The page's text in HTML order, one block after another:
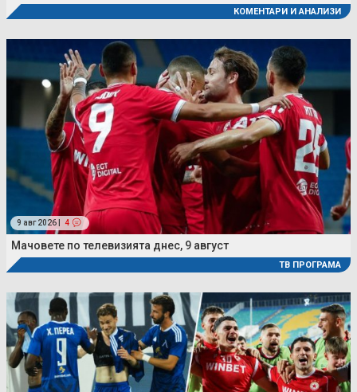
КОМЕНТАРИ И АНАЛИЗИ
9 авг 2026 | 4
Мачовете по телевизията днес, 9 август
ТВ ПРОГРАМА